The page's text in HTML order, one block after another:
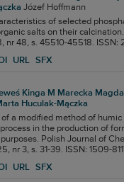
Józef Hoffmann
of selected
salts on their
nr 48, s. 45510-45518. ISSN:
URL SFX
Kinga M Marecka
Huculak-Mączka
a modified method of humic
in the production of
Polish Journal of
nr 3, s. 31-39. ISSN: 1509-
URL SFX